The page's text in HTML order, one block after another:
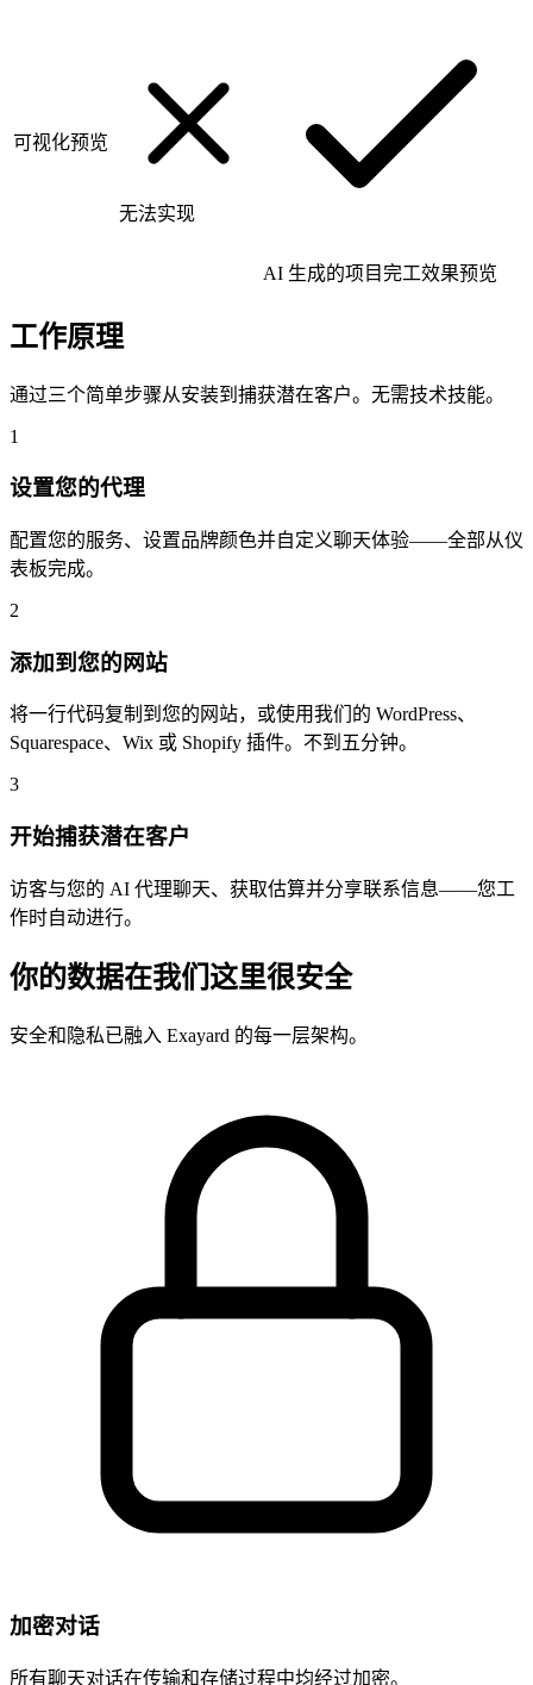
可视化预览
无法实现
AI 生成的项目完工效果预览
工作原理
通过三个简单步骤从安装到捕获潜在客户。无需技术技能。
1
设置您的代理
配置您的服务、设置品牌颜色并自定义聊天体验——全部从仪
表板完成。
2
添加到您的网站
将一行代码复制到您的网站，或使用我们的 WordPress、
Squarespace、Wix 或 Shopify 插件。不到五分钟。
3
开始捕获潜在客户
访客与您的 AI 代理聊天、获取估算并分享联系信息——您工
作时自动进行。
你的数据在我们这里很安全
安全和隐私已融入 Exayard 的每一层架构。
加密对话
所有聊天对话在传输和存储过程中均经过加密。